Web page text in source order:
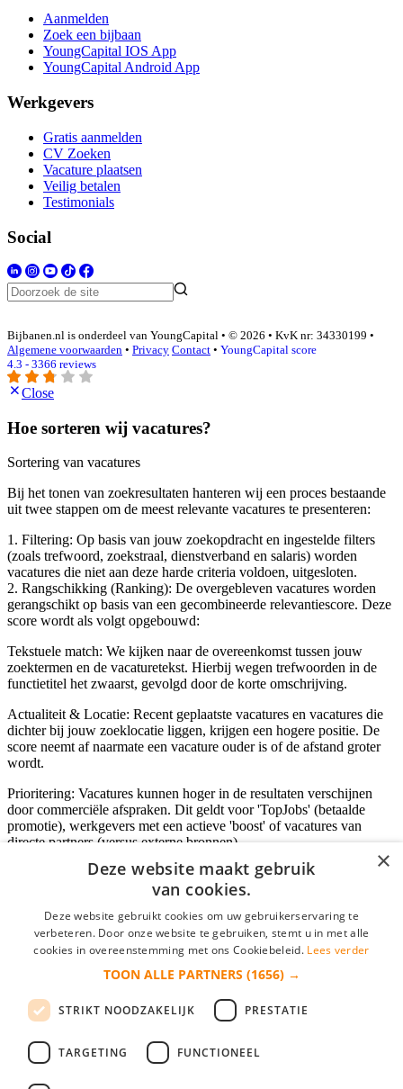
Aanmelden
Zoek een bijbaan
YoungCapital IOS App
YoungCapital Android App
Werkgevers
Gratis aanmelden
CV Zoeken
Vacature plaatsen
Veilig betalen
Testimonials
Social
Bijbanen.nl is onderdeel van YoungCapital • © 2026 • KvK nr: 34330199 •
Algemene voorwaarden • Privacy Contact • YoungCapital score
4.3 - 3366 reviews
Close
Hoe sorteren wij vacatures?
Sortering van vacatures
Bij het tonen van zoekresultaten hanteren wij een proces bestaande
uit twee stappen om de meest relevante vacatures te presenteren:
1. Filtering: Op basis van jouw zoekopdracht en ingestelde filters
(zoals trefwoord, zoekstraal, dienstverband en salaris) worden
vacatures die niet aan deze harde criteria voldoen, uitgesloten.
2. Rangschikking (Ranking): De overgebleven vacatures worden
gerangschikt op basis van een gecombineerde relevantiescore. Deze
score wordt als volgt opgebouwd:
Tekstuele match: We kijken naar de overeenkomst tussen jouw
zoektermen en de vacaturetekst. Hierbij wegen trefwoorden in de
functietitel het zwaarst, gevolgd door de korte omschrijving.
Actualiteit & Locatie: Recent geplaatste vacatures en vacatures die
dichter bij jouw zoeklocatie liggen, krijgen een hogere positie. De
score neemt af naarmate een vacature ouder is of de afstand groter
wordt.
Prioritering: Vacatures kunnen hoger in de resultaten verschijnen
door commerciële afspraken. Dit geldt voor 'TopJobs' (betaalde
promotie), werkgevers met een actieve 'boost' of vacatures van
directe partners (versus externe bronnen).
Inloggen als bedrijf
*
login gegevens onthouden
login
×
Deze website maakt gebruik
van cookies.
Deze website gebruikt cookies om uw gebruikerservaring te
verbeteren. Door onze website te gebruiken, stemt u in met alle
cookies in overeenstemming met ons Cookiebeleid. Lees verder
TOON ALLE PARTNERS (1656) →
STRIKT NOODZAKELIJK PRESTATIE
TARGETING FUNCTIONEEL